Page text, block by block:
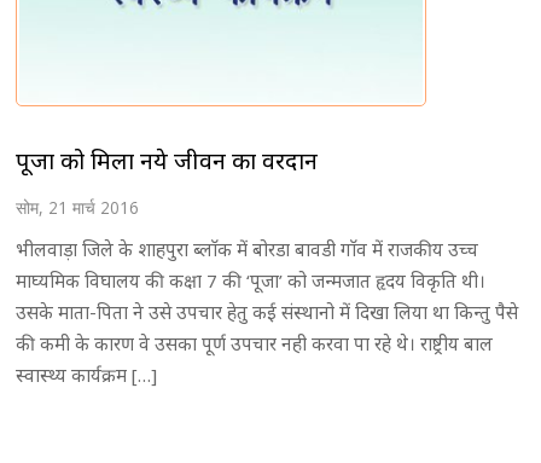
पूजा को मिला नये जीवन का वरदान
सोम, 21 मार्च 2016
भीलवाड़ा जिले के शाहपुरा ब्लाॅक में बोरडा बावडी गाॅव में राजकीय उच्च
माघ्यमिक विघालय की कक्षा 7 की ‘पूजा’ को जन्मजात हृदय विकृति थी।
उसके माता-पिता ने उसे उपचार हेतु कई संस्थानो में दिखा लिया था किन्तु पैसे
की कमी के कारण वे उसका पूर्ण उपचार नही करवा पा रहे थे। राष्ट्रीय बाल
स्वास्थ्य कार्यक्रम […]